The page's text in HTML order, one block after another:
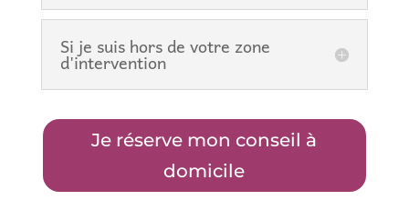
Si je suis hors de votre zone
d'intervention
Je réserve mon conseil à
domicile